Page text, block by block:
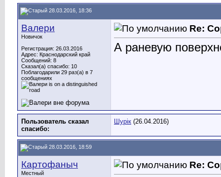
28.03.2016, 18:36
Валери
Новичок
Регистрация: 26.03.2016
Адрес: Краснодарский край
Сообщений: 8
Сказал(а) спасибо: 10
Поблагодарили 29 раз(а) в 7
сообщениях
Re:
А раневую
Пользователь сказал
cпасибо:
Шурік (26.04.2016)
28.03.2016, 18:59
Картофаныч
Местный
Re: